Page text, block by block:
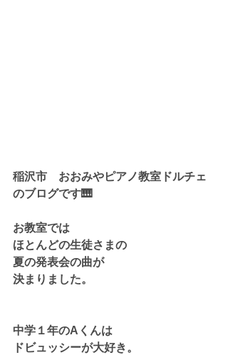
稲沢市　おおみやピアノ教室ドルチェ
のブログです🎹
お教室では
ほとんどの生徒さまの
夏の発表会の曲が
決まりました。
中学１年のAくんは
ドビュッシーが大好き。